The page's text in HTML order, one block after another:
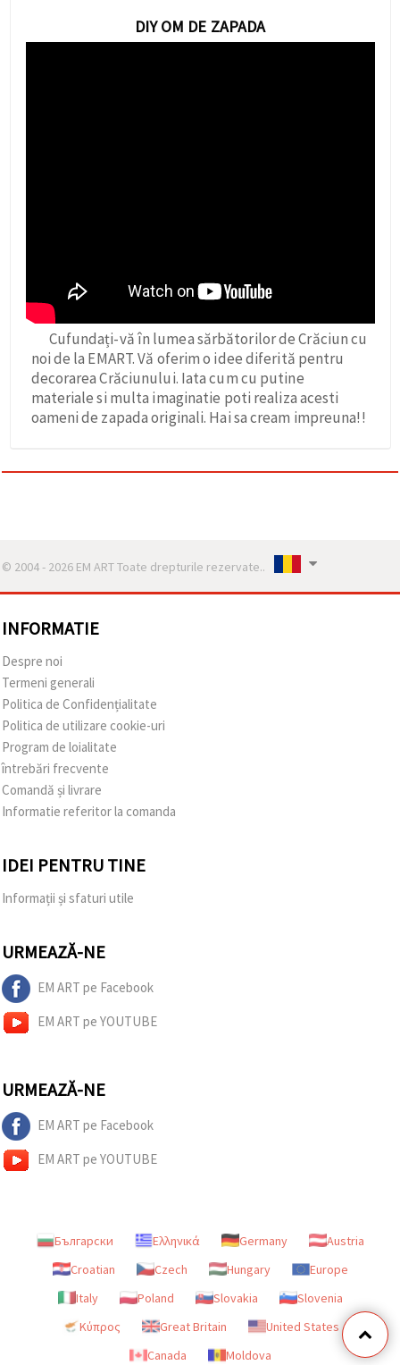
DIY OM DE ZAPADA
Cufundați-vă în lumea sărbătorilor de Crăciun cu
noi de la EMART. Vă oferim o idee diferită pentru
decorarea Crăciunului. Iata cum cu putine
materiale si multa imaginatie poti realiza acesti
oameni de zapada originali. Hai sa cream impreuna!!
© 2004 - 2026 EM ART Toate drepturile rezervate..
INFORMATIE
Despre noi
Termeni generali
Politica de Confidențialitate
Politica de utilizare cookie-uri
Program de loialitate
întrebări frecvente
Comandă și livrare
Informatie referitor la comanda
IDEI PENTRU TINE
Informații și sfaturi utile
URMEAZĂ-NE
EM ART pe Facebook
EM ART pe YOUTUBE
URMEAZĂ-NE
EM ART pe Facebook
EM ART pe YOUTUBE
Български Ελληνικά Germany
Austria
Croatian
Czech Hungary
Europe
Italy
Poland Slovakia
Slovenia
Κύπρος
Great Britain
United States
Canada
Moldova